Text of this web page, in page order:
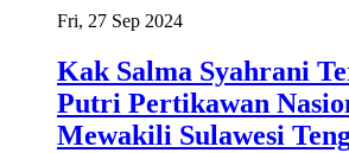
Fri, 27 Sep 2024
Kak Salma Syahrani
Putri Pertikawan
Mewakili Sulawesi